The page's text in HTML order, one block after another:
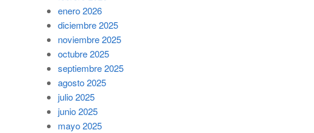
enero 2026
diciembre 2025
noviembre 2025
octubre 2025
septiembre 2025
agosto 2025
julio 2025
junio 2025
mayo 2025